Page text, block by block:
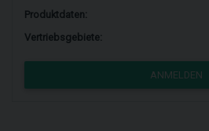
Produktdaten:
Vertriebsgebiete:
ANMELDEN